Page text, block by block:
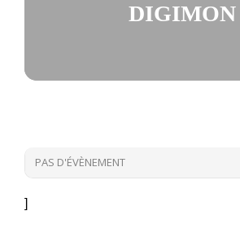
DIGIMON
PAS D'ÉVÈNEMENT
]